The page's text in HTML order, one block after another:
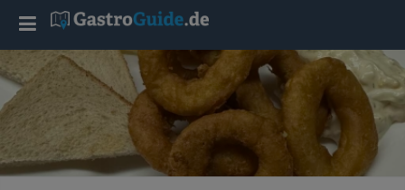
T
o
g